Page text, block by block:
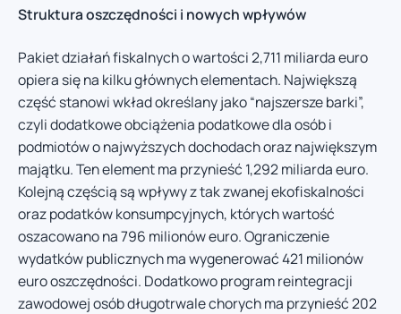
Struktura oszczędności i nowych wpływów
Pakiet działań fiskalnych o wartości 2,711 miliarda euro
opiera się na kilku głównych elementach. Największą
część stanowi wkład określany jako “najszersze barki”,
czyli dodatkowe obciążenia podatkowe dla osób i
podmiotów o najwyższych dochodach oraz największym
majątku. Ten element ma przynieść 1,292 miliarda euro.
Kolejną częścią są wpływy z tak zwanej ekofiskalności
oraz podatków konsumpcyjnych, których wartość
oszacowano na 796 milionów euro. Ograniczenie
wydatków publicznych ma wygenerować 421 milionów
euro oszczędności. Dodatkowo program reintegracji
zawodowej osób długotrwale chorych ma przynieść 202